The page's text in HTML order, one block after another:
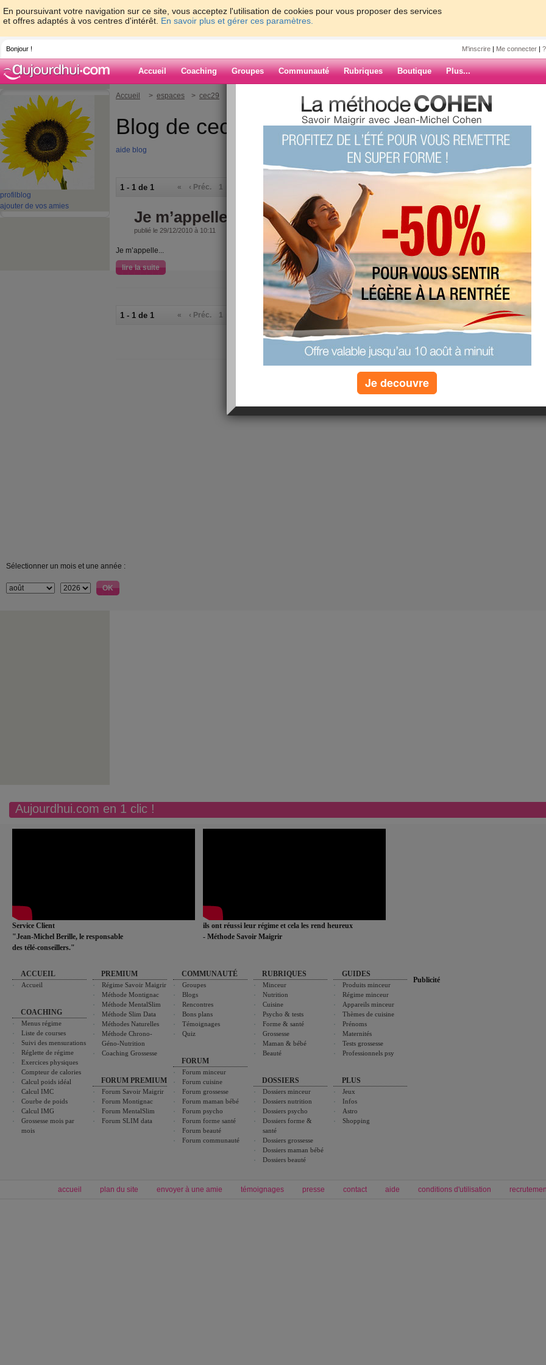
En poursuivant votre navigation sur ce site, vous acceptez l'utilisation de cookies pour vous proposer des services
et offres adaptés à vos centres d'intérêt. En savoir plus et gérer ces paramètres.
Bonjour ! M'inscrire | Me connecter |
Accueil Coaching Groupes Communauté Rubriques Boutique Plus...
profil blog
ajouter de vos amies
Accueil > espaces > cec29
Blog de cec29
aide blog
1 - 1 de 1 « ‹ Préc. 1
Je m’appelle cec
publié le 29/12/2010 à 10:11
Je m’appelle...
lire la suite
(2) commentaires
1 - 1 de 1 « ‹ Préc. 1 »
ARCHIVES
Sélectionner un mois et une année :
Aujourdhui.com en 1 clic !
Service Client
"Jean-Michel Berille, le responsable
des télé-conseillers."
ils ont réussi leur régime et cela les rend heureux
- Méthode Savoir Maigrir
ACCUEIL
Accueil
COACHING
Menus régime
Liste de courses
Suivi des mensurations
Réglette de régime
Exercices physiques
Compteur de calories
Calcul poids idéal
Calcul IMC
Courbe de poids
Calcul IMG
Grossesse mois par
mois
PREMIUM
Régime Savoir Maigrir
Méthode Montignac
Méthode MentalSlim
Méthode Slim Data
Méthodes Naturelles
Méthode Chrono-
Géno-Nutrition
Coaching Grossesse
FORUM PREMIUM
Forum Savoir Maigrir
Forum Montignac
Forum MentalSlim
Forum SLIM data
COMMUNAUTÉ
Groupes
Blogs
Rencontres
Bons plans
Témoignages
Quiz
FORUM
Forum minceur
Forum cuisine
Forum grossesse
Forum maman bébé
Forum psycho
Forum forme santé
Forum beauté
Forum communauté
RUBRIQUES
Minceur
Nutrition
Cuisine
Psycho & tests
Forme & santé
Grossesse
Maman & bébé
Beauté
DOSSIERS
Dossiers minceur
Dossiers nutrition
Dossiers psycho
Dossiers forme &
santé
Dossiers grossesse
Dossiers maman bébé
Dossiers beauté
GUIDES
Produits minceur
Régime minceur
Appareils minceur
Thèmes de cuisine
Prénoms
Maternités
Tests grossesse
Professionnels psy
PLUS
Jeux
Infos
Astro
Shopping
Publicité
accueil plan du site envoyer à une amie témoignages presse contact aide conditions d'utilisation
Je decouvre